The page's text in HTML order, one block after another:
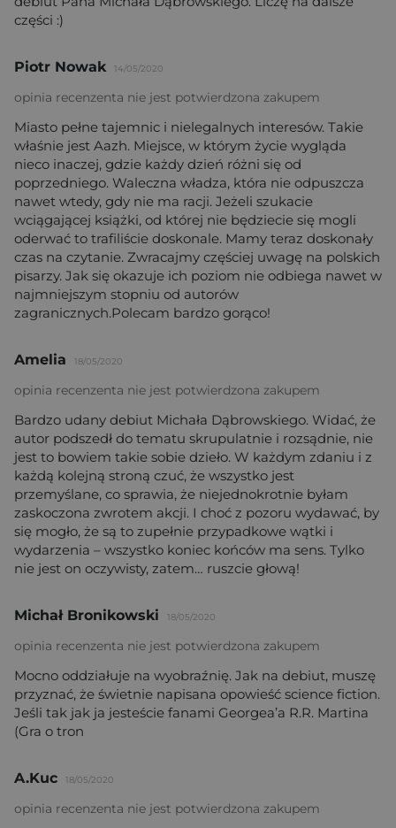
części :)
Piotr Nowak 14/05/2020
opinia recenzenta nie jest potwierdzona zakupem
Miasto pełne tajemnic i nielegalnych interesów. Takie
właśnie jest Aazh. Miejsce, w którym życie wygląda
nieco inaczej, gdzie każdy dzień różni się od
poprzedniego. Waleczna władza, która nie odpuszcza
nawet wtedy, gdy nie ma racji. Jeżeli szukacie
wciągającej książki, od której nie będziecie się mogli
oderwać to trafiliście doskonale. Mamy teraz doskonały
czas na czytanie. Zwracajmy częściej uwagę na polskich
pisarzy. Jak się okazuje ich poziom nie odbiega nawet w
najmniejszym stopniu od autorów
zagranicznych.Polecam bardzo gorąco!
Amelia 18/05/2020
opinia recenzenta nie jest potwierdzona zakupem
Bardzo udany debiut Michała Dąbrowskiego. Widać, że
autor podszedł do tematu skrupulatnie i rozsądnie, nie
jest to bowiem takie sobie dzieło. W każdym zdaniu i z
każdą kolejną stroną czuć, że wszystko jest
przemyślane, co sprawia, że niejednokrotnie byłam
zaskoczona zwrotem akcji. I choć z pozoru wydawać, by
się mogło, że są to zupełnie przypadkowe wątki i
wydarzenia – wszystko koniec końców ma sens. Tylko
nie jest on oczywisty, zatem… ruszcie głową!
Michał Bronikowski 18/05/2020
opinia recenzenta nie jest potwierdzona zakupem
Mocno oddziałuje na wyobraźnię. Jak na debiut, muszę
przyznać, że świetnie napisana opowieść science fiction.
Jeśli tak jak ja jesteście fanami Georgea’a R.R. Martina
(Gra o tron
A.Kuc 18/05/2020
opinia recenzenta nie jest potwierdzona zakupem